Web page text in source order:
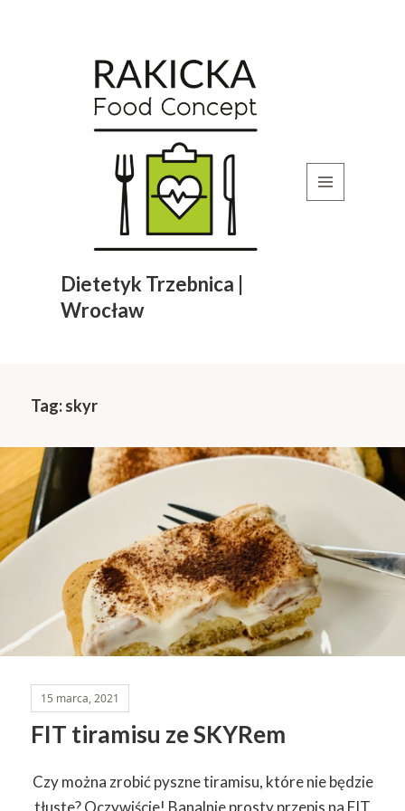
Dietetyk Trzebnica |
Wrocław
Tag:skyr
15 marca, 2021
FIT tiramisu ze SKYRem
Czy można zrobić pyszne tiramisu, które nie będzie
tłuste? Oczywiście! Banalnie prosty przepis na FIT